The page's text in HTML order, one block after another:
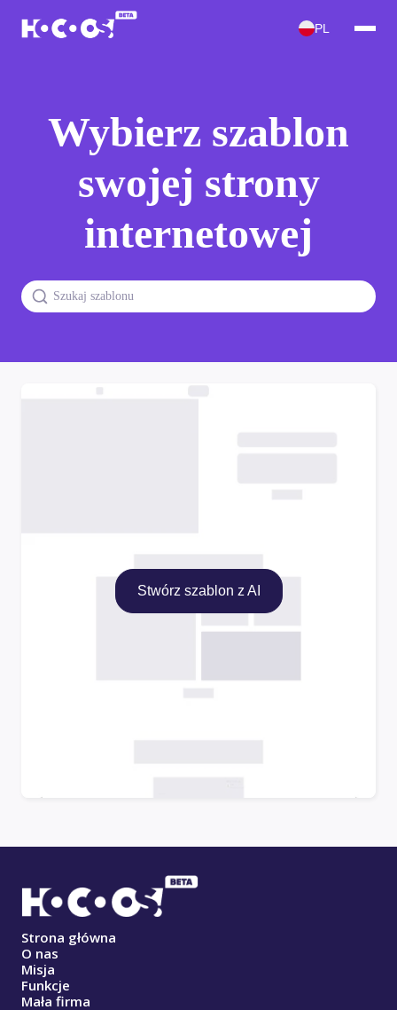
PL
Wybierz szablon
swojej strony
internetowej
Stwórz szablon z AI
Strona główna
O nas
Misja
Funkcje
Mała firma